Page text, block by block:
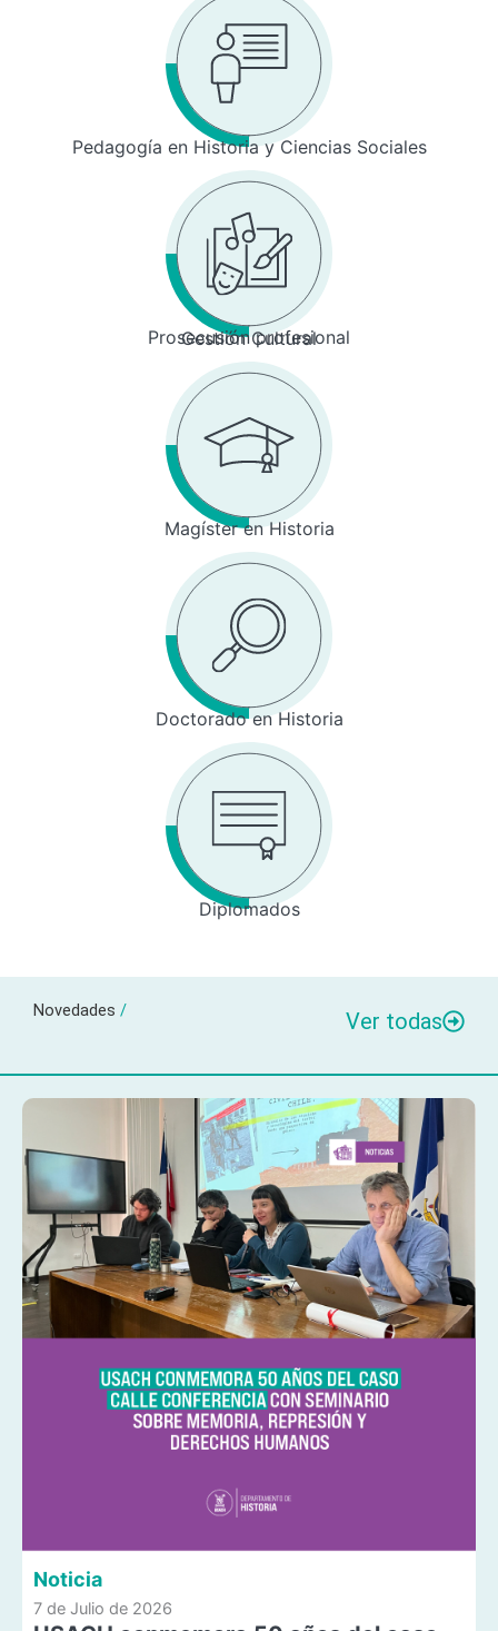
Pedagogía en Historia y Ciencias Sociales
Prosecusión profesional
Gestión Cultural
Magíster en Historia
Doctorado en Historia
Diplomados
Novedades / Ver todas
Noticia
7 de Julio de 2026